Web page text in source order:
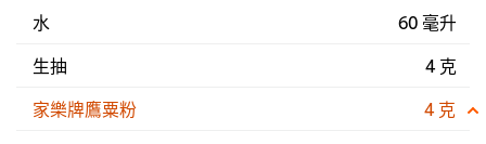
水
60 毫升
生抽
4 克
家樂牌鷹粟粉
4 克